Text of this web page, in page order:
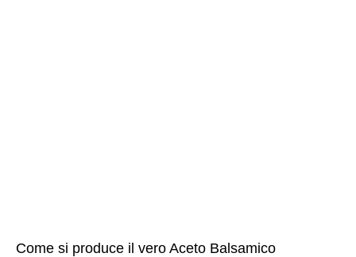
Come si produce il vero Aceto Balsamico